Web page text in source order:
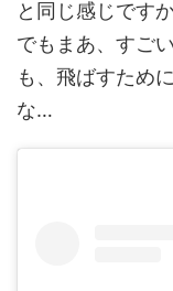
と同じ感じです
でもまあ、すご
も、飛ばすため
な…